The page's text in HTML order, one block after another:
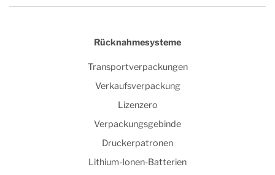
Rücknahmesysteme
Transportverpackungen
Verkaufsverpackung
Lizenzero
Verpackungsgebinde
Druckerpatronen
Lithium-Ionen-Batterien